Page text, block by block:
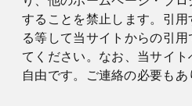
することを禁止します。引
る等して当サイトからの引
てください。なお、当サイ
自由です。ご連絡の必要もあ